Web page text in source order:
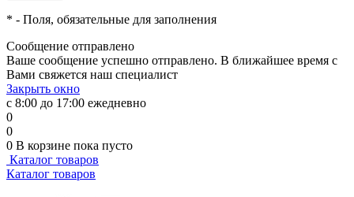
* - Поля, обязательные для заполнения
Сообщение отправлено
Ваше сообщение успешно отправлено. В ближайшее время с
Вами свяжется наш специалист
Закрыть окно
с 8:00 до 17:00 ежедневно
0
0
0 В корзине пока пусто
Каталог товаров
Каталог товаров